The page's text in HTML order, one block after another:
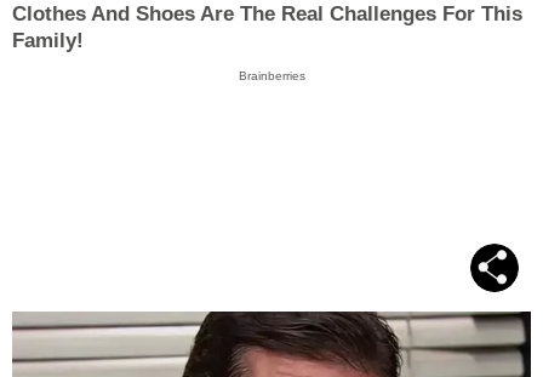
Clothes And Shoes Are The Real Challenges For This
Family!
Brainberries